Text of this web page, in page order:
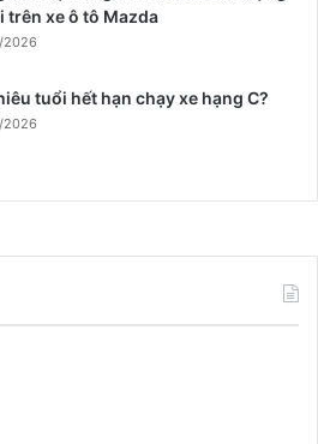
trên xe ô tô Mazda
2026
tuổi hết hạn chạy xe hạng C?
2026